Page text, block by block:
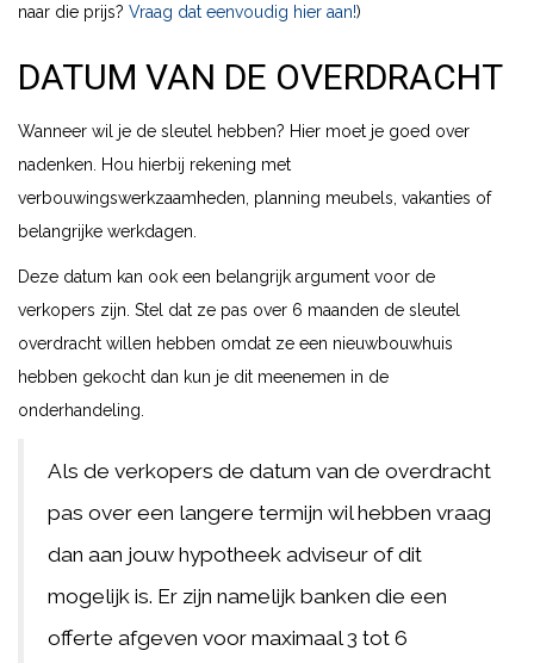
naar die prijs? Vraag dat eenvoudig hier aan!)
DATUM VAN DE OVERDRACHT
Wanneer wil je de sleutel hebben? Hier moet je goed over
nadenken. Hou hierbij rekening met
verbouwingswerkzaamheden, planning meubels, vakanties of
belangrijke werkdagen.
Deze datum kan ook een belangrijk argument voor de
verkopers zijn. Stel dat ze pas over 6 maanden de sleutel
overdracht willen hebben omdat ze een nieuwbouwhuis
hebben gekocht dan kun je dit meenemen in de
onderhandeling.
Als de verkopers de datum van de overdracht
pas over een langere termijn wil hebben vraag
dan aan jouw hypotheek adviseur of dit
mogelijk is. Er zijn namelijk banken die een
offerte afgeven voor maximaal 3 tot 6